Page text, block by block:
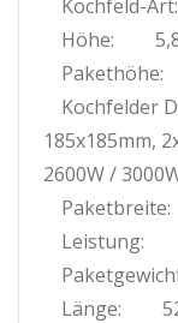
Kochfeld-Art:
Höhe:
Pakethöhe:
Kochfelder
185x185mm,
2600W /
Paketbreite:
Leistung:
Länge: